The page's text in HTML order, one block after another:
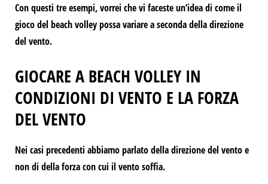
Con questi tre esempi, vorrei che vi faceste un’idea di comeil
gioco del beach volley possa variare a seconda della direzione
del vento.
GIOCARE A BEACH VOLLEY IN
CONDIZIONI DI VENTO E LA FORZA
DEL VENTO
Nei casi precedenti abbiamo parlato della direzione del vento e
non di della forza con cui il vento soffia.